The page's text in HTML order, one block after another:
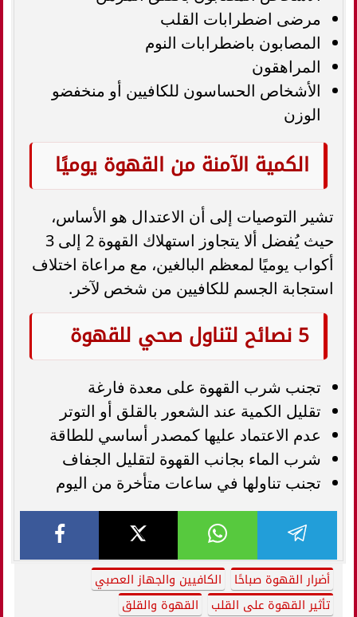
مرضى اضطرابات القلب
المصابون باضطرابات النوم
المراهقون
الأشخاص الحساسون للكافيين أو منخفضو
الوزن
الكمية الآمنة من القهوة يوميًا
تشير التوصيات إلى أن الاعتدال هو الأساس،
حيث يُفضل ألا يتجاوز استهلاك القهوة 2 إلى 3
أكواب يوميًا لمعظم البالغين، مع مراعاة اختلاف
استجابة الجسم للكافيين من شخص لآخر.
تجنب شرب القهوة على معدة فارغة
تقليل الكمية عند الشعور بالقلق أو التوتر
عدم الاعتماد عليها كمصدر أساسي للطاقة
شرب الماء بجانب القهوة لتقليل الجفاف
تجنب تناولها في ساعات متأخرة من اليوم
أضرار القهوة صباحًا
الكافيين والجهاز العصبي
تأثير القهوة على القلب
القهوة والقلق